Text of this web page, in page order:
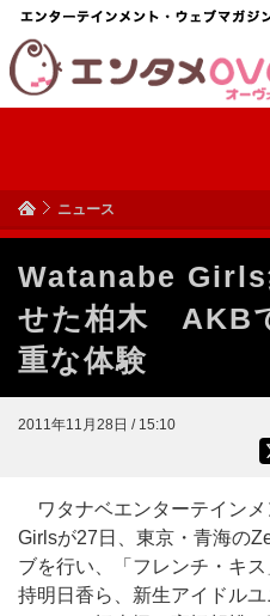
ニュース
Watanabe Girls
せた柏木 AKB
重な体験
2011年11月28日 / 15:10
ワタナベエンターテインメ
Girlsが27日、東京・青海の
ブを行い、「フレンチ・キ
持明日香ら、新生アイドル